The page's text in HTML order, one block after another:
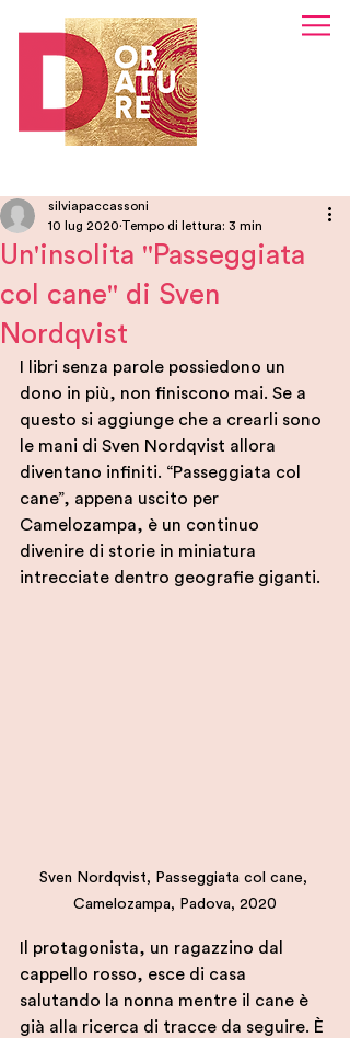
Un'insolita "Passeggiata
col cane" di Sven
Nordqvist
silviapaccassoni
10 lug 2020 Tempo di lettura: 3 min
I libri senza parole possiedono un
dono in più, non finiscono mai. Se a
questo si aggiunge che a crearli sono
le mani di Sven Nordqvist allora
diventano infiniti. “Passeggiata col
cane”, appena uscito per
Camelozampa, è un continuo
divenire di storie in miniatura
intrecciate dentro geografie giganti.
Sven Nordqvist, Passeggiata col cane,
Camelozampa, Padova, 2020
Il protagonista, un ragazzino dal
cappello rosso, esce di casa
salutando la nonna mentre il cane è
già alla ricerca di tracce da seguire. È